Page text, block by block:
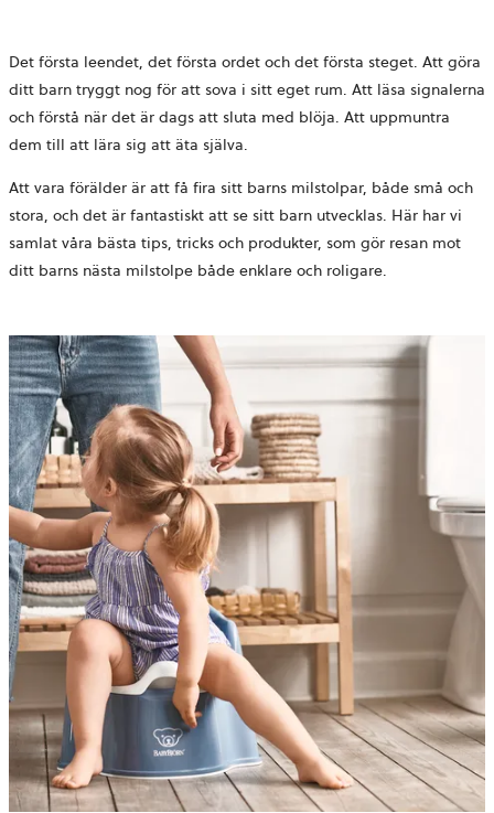
Det första leendet, det första ordet och det första steget. Att göra
ditt barn tryggt nog för att sova i sitt eget rum. Att läsa signalerna
och förstå när det är dags att sluta med blöja. Att uppmuntra
dem till att lära sig att äta själva.
Att vara förälder är att få fira sitt barns milstolpar, både små och
stora, och det är fantastiskt att se sitt barn utvecklas. Här har vi
samlat våra bästa tips, tricks och produkter, som gör resan mot
ditt barns nästa milstolpe både enklare och roligare.